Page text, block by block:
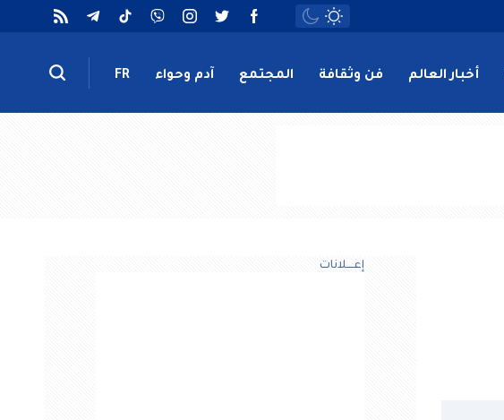
أخبار العالم فن وثقافة المجتمع آدم وحواء FR
إعــــلانات